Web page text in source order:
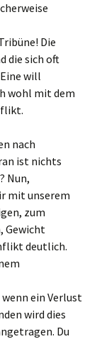
Die
die sich oft
will
wohl mit dem
nach
ist nichts
Nun,
mit unserem
zum
Gewicht
deutlich.
ein Verlust
wird dies
Du